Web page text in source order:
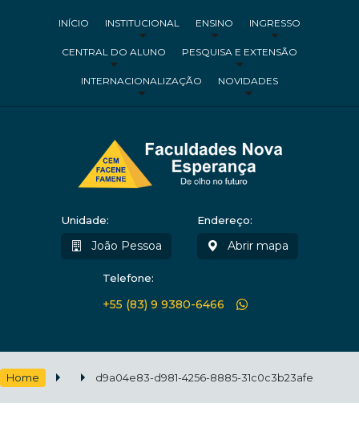
INÍCIO INSTITUCIONAL ENSINO INGRESSO
CENTRAL DO ALUNO PESQUISA E EXTENSÃO
INTERNACIONALIZAÇÃO NOVIDADES
Unidade:
João Pessoa
Endereço:
Abrir mapa
Telefone:
+55 (83) 9 9380-6466
Home d9a04e83-d981-4256-8885-31c0c3b23afe